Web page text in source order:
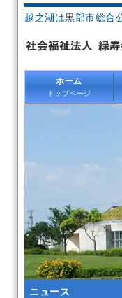
越之湖は黒部市総合
ホーム
トップページ
ニュース